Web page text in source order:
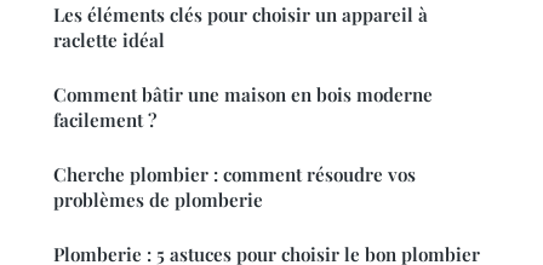
Les éléments clés pour choisir un appareil à
raclette idéal
Comment bâtir une maison en bois moderne
facilement ?
Cherche plombier : comment résoudre vos
problèmes de plomberie
Plomberie : 5 astuces pour choisir le bon plombier